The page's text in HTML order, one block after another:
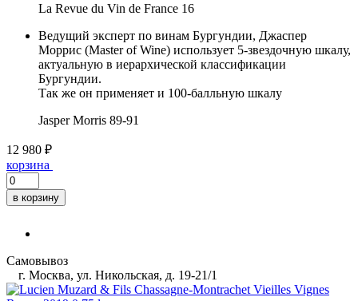
La Revue du Vin de France 16
Ведущий эксперт по винам Бургундии, Джаспер
Моррис (Master of Wine) использует 5-звездочную шкалу,
актуальную в иерархической классификации
Бургундии.
Так же он применяет и 100-балльную шкалу
Jasper Morris 89-91
12 980 ₽
корзина
в корзину
Самовывоз
г. Москва, ул. Никольская, д. 19-21/1